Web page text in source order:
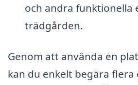
och andra funktionella
trädgården.
Genom att använda en
kan du enkelt begära